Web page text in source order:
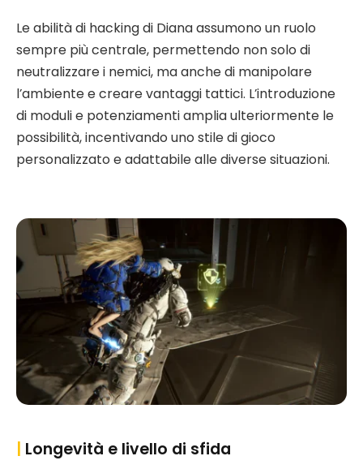
Le abilità di hacking di Diana assumono un ruolo
sempre più centrale, permettendo non solo di
neutralizzare i nemici, ma anche di manipolare
l’ambiente e creare vantaggi tattici. L’introduzione
di moduli e potenziamenti amplia ulteriormente le
possibilità, incentivando uno stile di gioco
personalizzato e adattabile alle diverse situazioni.
| Longevità e livello di sfida